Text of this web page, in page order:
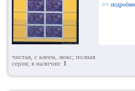
>>
чистая, с клеем, люкс; полная
серия; в наличии: 1